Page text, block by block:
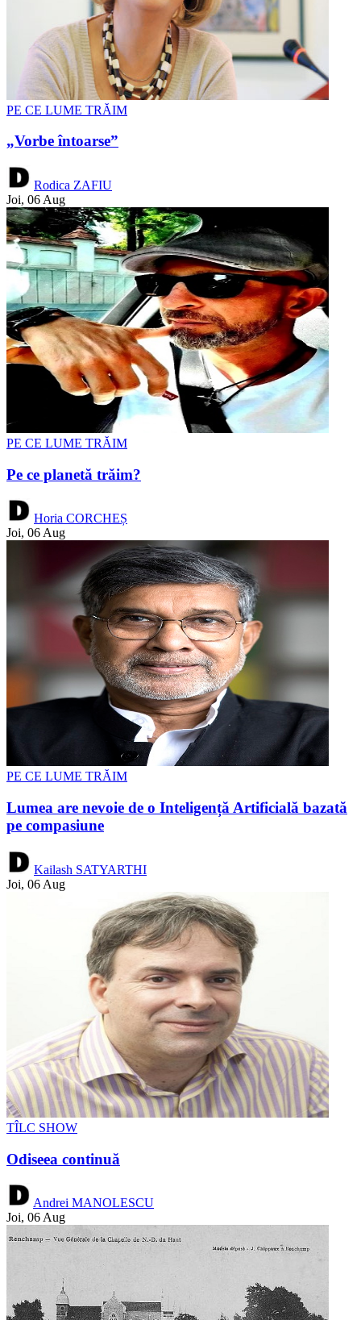
PE CE LUME TRĂIM
„Vorbe întoarse”
Rodica ZAFIU
Joi, 06 Aug
PE CE LUME TRĂIM
Pe ce planetă trăim?
Horia CORCHEȘ
Joi, 06 Aug
PE CE LUME TRĂIM
Lumea are nevoie de o Inteligență Artificială bazată
pe compasiune
Kailash SATYARTHI
Joi, 06 Aug
TÎLC SHOW
Odiseea continuă
Andrei MANOLESCU
Joi, 06 Aug